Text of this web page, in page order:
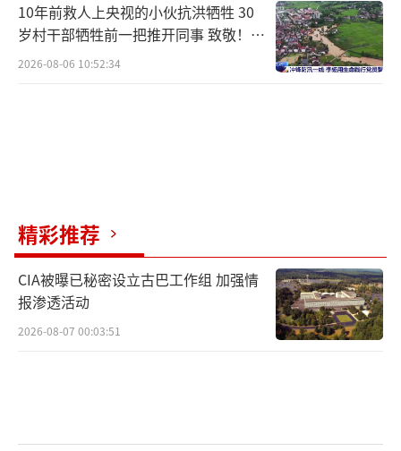
10年前救人上央视的小伙抗洪牺牲 30
岁村干部牺牲前一把推开同事 致敬！送
别！
2026-08-06 10:52:34
精彩推荐
CIA被曝已秘密设立古巴工作组 加强情
报渗透活动
2026-08-07 00:03:51